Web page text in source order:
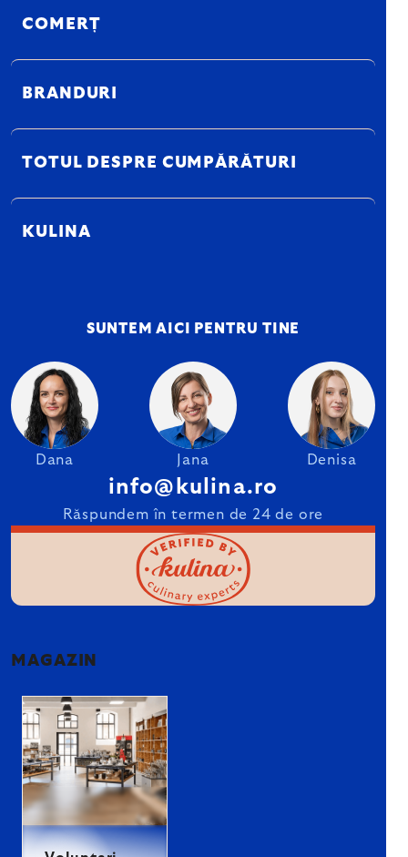
COMERȚ
BRANDURI
TOTUL DESPRE CUMPĂRĂTURI
KULINA
SUNTEM AICI PENTRU TINE
Dana Jana Denisa
info@kulina.ro
Răspundem în termen de 24 de ore
MAGAZIN